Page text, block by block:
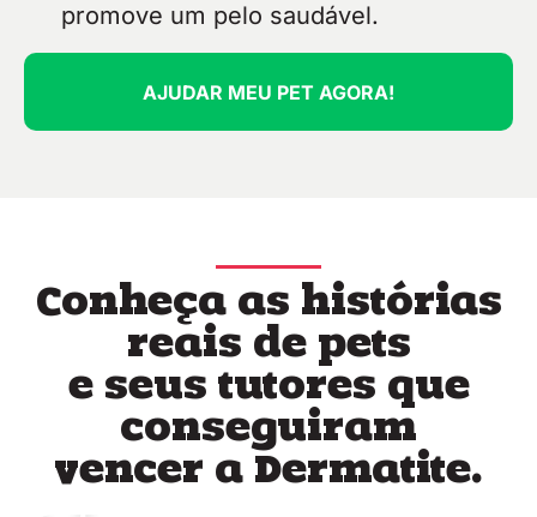
promove um pelo saudável.
AJUDAR MEU PET AGORA!
Conheça as histórias
reais de pets
e seus tutores que
conseguiram
vencer a Dermatite.